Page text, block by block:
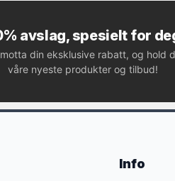
avslag, spesielt for
din eksklusive rabatt, og hold
våre nyeste produkter og tilbud!
Info